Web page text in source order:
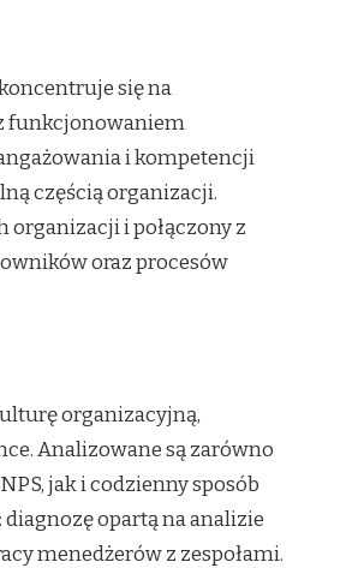
się na
funkcjonowaniem
i kompetencji
częścią organizacji.
organizacji i połączony z
oraz procesów
organizacyjną,
Analizowane są zarówno
jak i codzienny sposób
opartą na analizie
menedżerów z zespołami.